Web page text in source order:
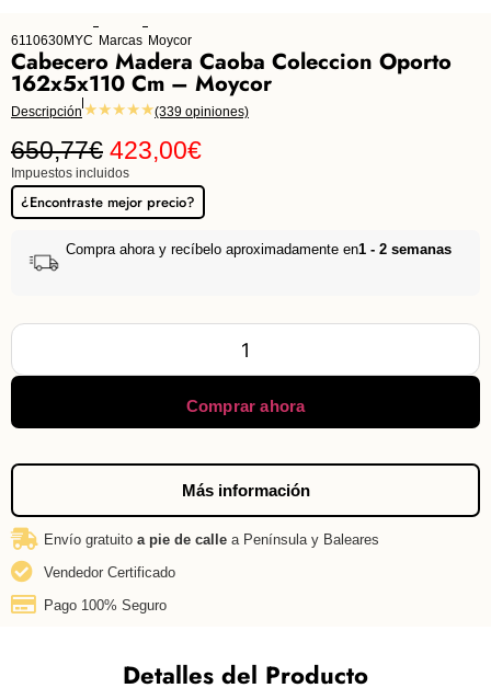
6110630MYC Marcas Moycor
Cabecero Madera Caoba Coleccion Oporto
162x5x110 Cm – Moycor
Descripción ★★★★★(339 opiniones)
650,77€ 423,00€
Impuestos incluidos
¿Encontraste mejor precio?
Compra ahora y recíbelo aproximadamente en1 - 2 semanas
Comprar ahora
Más información
Envío gratuito a pie de calle a Península y Baleares
Vendedor Certificado
Pago 100% Seguro
Detalles del Producto